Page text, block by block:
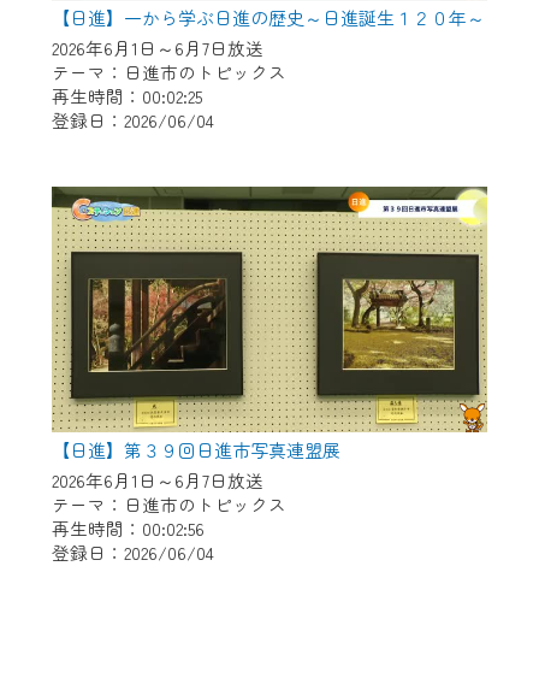
【日進】一から学ぶ日進の歴史～日進誕生１２０年～
2026年6月1日～6月7日放送
テーマ：日進市のトピックス
再生時間：00:02:25
登録日：2026/06/04
【日進】第３９回日進市写真連盟展
2026年6月1日～6月7日放送
テーマ：日進市のトピックス
再生時間：00:02:56
登録日：2026/06/04